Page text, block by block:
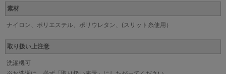
素材
ナイロン、ポリエステル、ポリウレタン、(スリット糸使用）
取り扱い上注意
洗濯機可